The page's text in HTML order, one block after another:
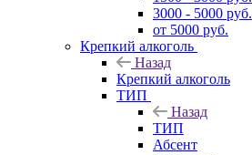
3000 - 5000 руб.
от 5000 руб.
Крепкий алкоголь
Назад
Крепкий алкоголь
ТИП
Назад
ТИП
Абсент